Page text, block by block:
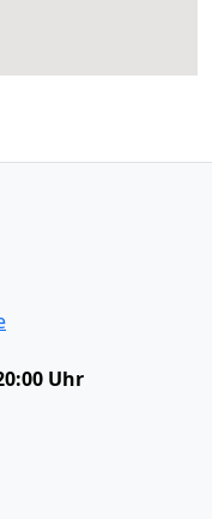
Uhr